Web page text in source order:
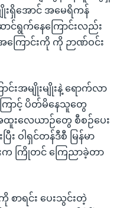
ျိုးရှိအောင် အမေရိကန်
င်ရွက်နေကြောင်းလည်း
ကြောင်းကို ကို ဉာဏ်ဝင်း
းအမျိုးမျိုးနဲ့ ရောက်လာ
ကြောင့် ပိတ်မိနေသူတွေ
ထူးလေယာဉ်တွေ စီစဉ်ပေး
း ဝါရှင်တန်ဒီစီ မြန်မာ
က ကြိုတင် ကြေညာခဲ့တာ
စာရင်း ပေးသွင်းတဲ့